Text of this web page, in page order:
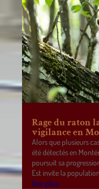
Rage du raton
vigilance en
Alors que plusieurs
été détectés en
poursuit sa
Est invite la
lire plus